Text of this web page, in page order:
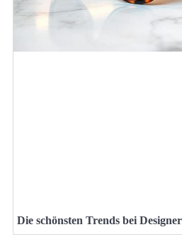
Die schönsten Trends bei